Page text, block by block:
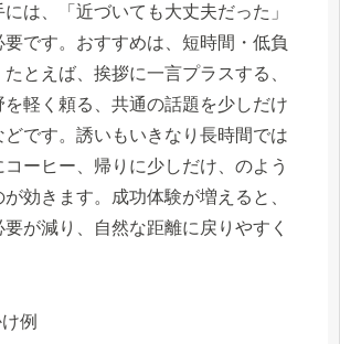
は、「近づいても大丈夫だった」
要です。おすすめは、短時間・低負
とえば、挨拶に一言プラスする、
軽く頼る、共通の話題を少しだけ
です。誘いもいきなり長時間では
ーヒー、帰りに少しだけ、のよう
効きます。成功体験が増えると、
が減り、自然な距離に戻りやすく
例